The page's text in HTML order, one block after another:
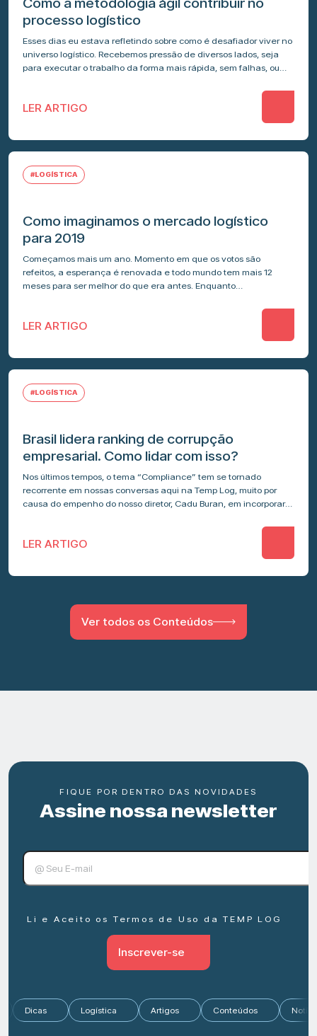
processo logístico
Esses dias eu estava refletindo sobre como é desafiador viver no
universo logístico. Recebemos pressão de diversos lados, seja
para executar o trabalho da forma mais rápida, sem falhas, ou…
LER ARTIGO
#LOGÍSTICA
Como imaginamos o mercado logístico
para 2019
Começamos mais um ano. Momento em que os votos são
refeitos, a esperança é renovada e todo mundo tem mais 12
meses para ser melhor do que era antes. Enquanto…
LER ARTIGO
#LOGÍSTICA
Brasil lidera ranking de corrupção
empresarial. Como lidar com isso?
Nos últimos tempos, o tema “Compliance” tem se tornado
recorrente em nossas conversas aqui na Temp Log, muito por
causa do empenho do nosso diretor, Cadu Buran, em incorporar
LER ARTIGO
Ver todos os Conteúdos
FIQUE POR DENTRO DAS NOVIDADES
Assine nossa newsletter
Li e Aceito os Termos de Uso da TEMP LOG
Inscrever-se
Dicas Logística Artigos Conteúdos